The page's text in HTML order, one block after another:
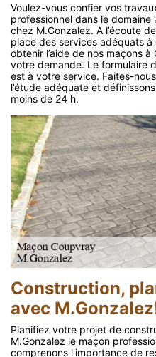
Voulez-vous confier vos
professionnel dans le
chez M.Gonzalez. A l’écoute
place des services adéquats
obtenir l’aide de nos maçons
votre demande. Le formulaire
est à votre service. Faites-
l’étude adéquate et
moins de 24 h.
Construction,
avec
Planifiez votre projet de
M.Gonzalez le maçon
comprenons l'importance de